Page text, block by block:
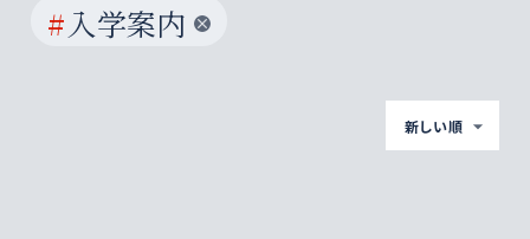
#入学案内
新しい順